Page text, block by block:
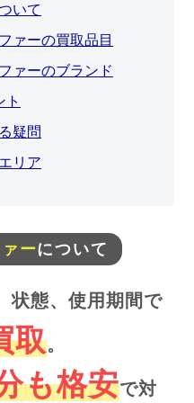
いて
ァーの買取品目
ァーのブランド
ト
疑問
リア
ーについて
状態、使用期間で
取。
も格安で対